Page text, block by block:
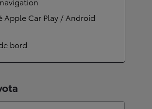
Apple Car Play / Android
bord